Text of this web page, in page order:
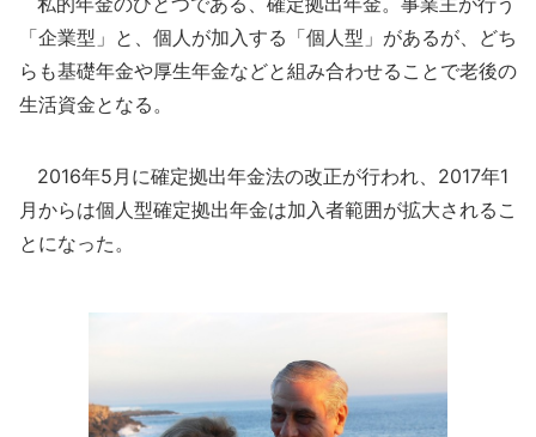
「企業型」と、個人が加入する「個人型」があるが、どち
らも基礎年金や厚生年金などと組み合わせることで老後の
生活資金となる。
2016年5月に確定拠出年金法の改正が行われ、2017年1
月からは個人型確定拠出年金は加入者範囲が拡大されるこ
とになった。